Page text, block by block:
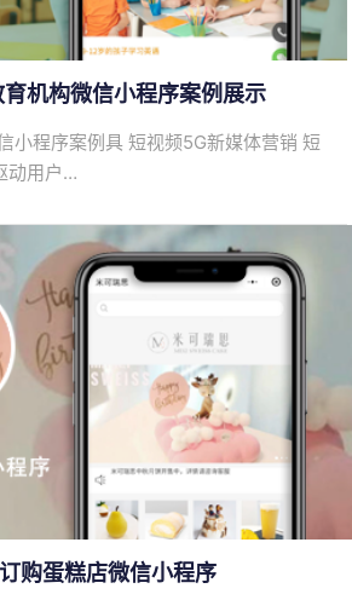
机构微信小程序案例展示
小程序案例具 短视频5G新媒体营销 短
动用户…
购蛋糕店微信小程序